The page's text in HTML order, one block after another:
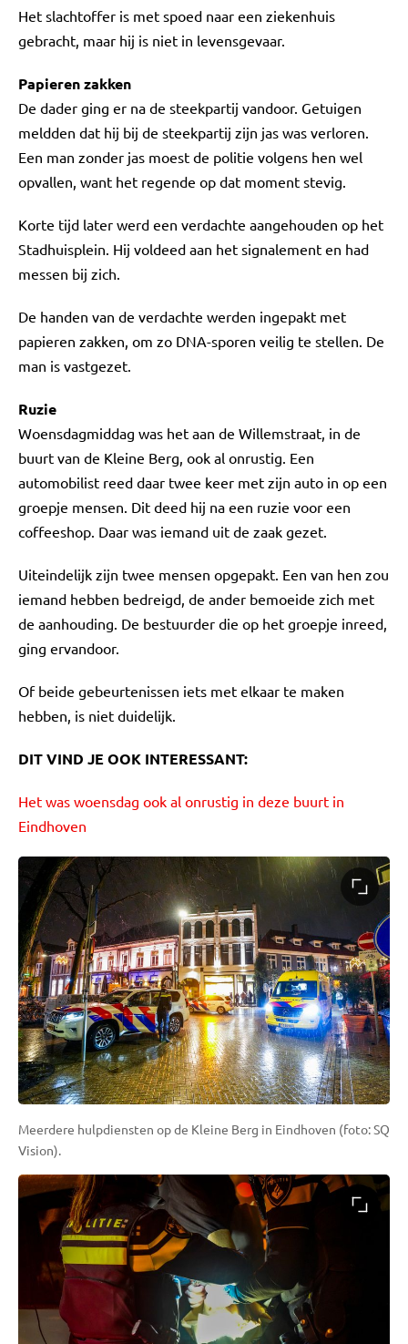
Het slachtoffer is met spoed naar een ziekenhuis
gebracht, maar hij is niet in levensgevaar.
Papieren zakken
De dader ging er na de steekpartij vandoor. Getuigen
meldden dat hij bij de steekpartij zijn jas was verloren.
Een man zonder jas moest de politie volgens hen wel
opvallen, want het regende op dat moment stevig.
Korte tijd later werd een verdachte aangehouden op het
Stadhuisplein. Hij voldeed aan het signalement en had
messen bij zich.
De handen van de verdachte werden ingepakt met
papieren zakken, om zo DNA-sporen veilig te stellen. De
man is vastgezet.
Ruzie
Woensdagmiddag was het aan de Willemstraat, in de
buurt van de Kleine Berg, ook al onrustig. Een
automobilist reed daar twee keer met zijn auto in op een
groepje mensen. Dit deed hij na een ruzie voor een
coffeeshop. Daar was iemand uit de zaak gezet.
Uiteindelijk zijn twee mensen opgepakt. Een van hen zou
iemand hebben bedreigd, de ander bemoeide zich met
de aanhouding. De bestuurder die op het groepje inreed,
ging ervandoor.
Of beide gebeurtenissen iets met elkaar te maken
hebben, is niet duidelijk.
DIT VIND JE OOK INTERESSANT:
Het was woensdag ook al onrustig in deze buurt in
Eindhoven
Meerdere hulpdiensten op de Kleine Berg in Eindhoven (foto: SQ
Vision).